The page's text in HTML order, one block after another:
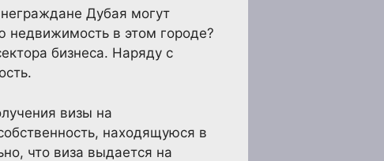
Дубая могут
недвижимость в этом городе?
бизнеса. Наряду с
визы на
находящуюся в
что виза выдается на